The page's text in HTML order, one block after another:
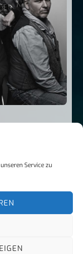
Service zu